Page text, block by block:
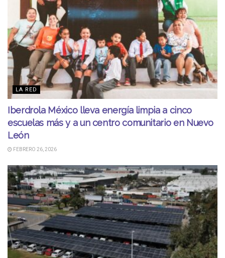
LA RED
Iberdrola México lleva energía limpia a cinco
escuelas más y a un centro comunitario en Nuevo
León
FEBRERO 26, 2026